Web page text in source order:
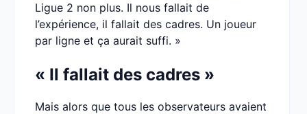
Ligue 2 non plus. Il nous fallait de
l’expérience, il fallait des cadres. Un joueur
par ligne et ça aurait suffi. »
« Il fallait des cadres »
Mais alors que tous les observateurs avaient